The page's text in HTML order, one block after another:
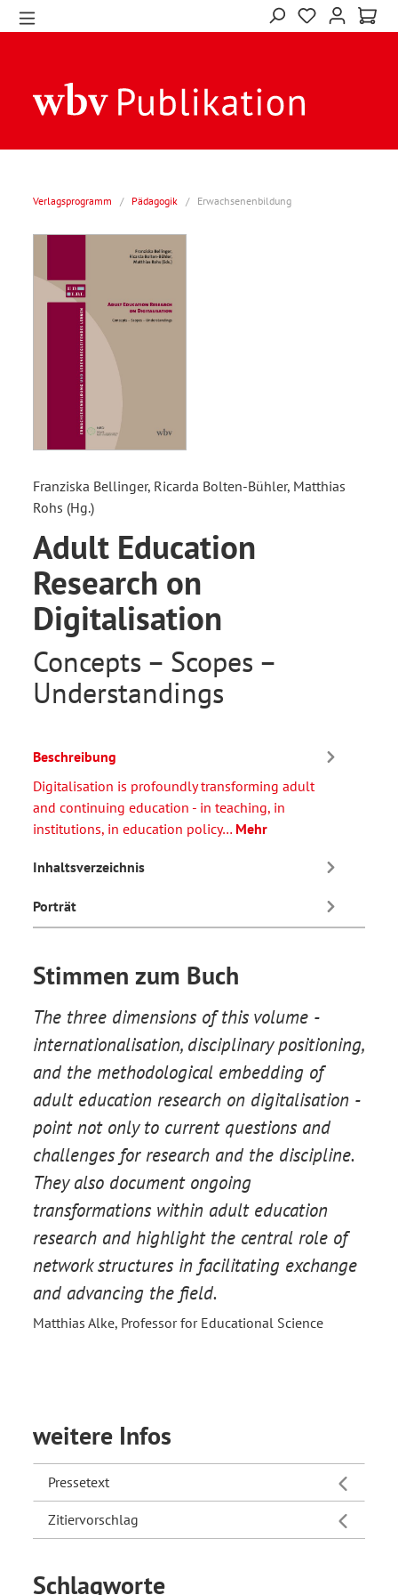
Verlagsprogramm / Pädagogik / Erwachsenenbildung
Franziska Bellinger, Ricarda Bolten-Bühler, Matthias
Rohs (Hg.)
Adult Education
Research on
Digitalisation
Concepts – Scopes –
Understandings
Beschreibung
Digitalisation is profoundly transforming adult
and continuing education - in teaching, in
institutions, in education policy… Mehr
Inhaltsverzeichnis
Porträt
Stimmen zum Buch
The three dimensions of this volume -
internationalisation, disciplinary positioning,
and the methodological embedding of
adult education research on digitalisation -
point not only to current questions and
challenges for research and the discipline.
They also document ongoing
transformations within adult education
research and highlight the central role of
network structures in facilitating exchange
and advancing the field.
Matthias Alke, Professor for Educational Science
weitere Infos
Pressetext
Zitiervorschlag
Schlagworte